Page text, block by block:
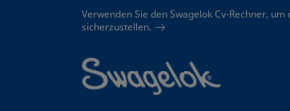
text.skipToContent
text.skipToNavigationVerwenden Sie den Swagelok Cv-Rechner,
sicherzustellen.